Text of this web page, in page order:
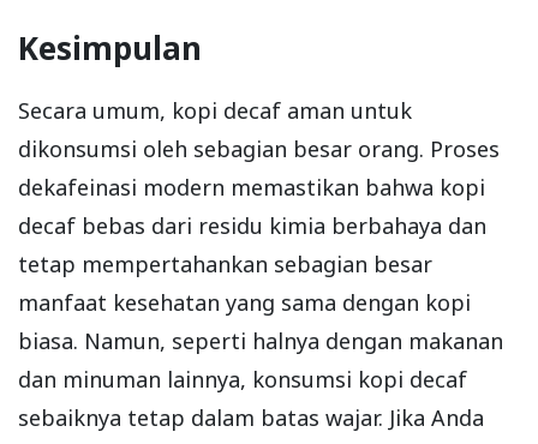
Kesimpulan
Secara umum, kopi decaf aman untuk
dikonsumsi oleh sebagian besar orang. Proses
dekafeinasi modern memastikan bahwa kopi
decaf bebas dari residu kimia berbahaya dan
tetap mempertahankan sebagian besar
manfaat kesehatan yang sama dengan kopi
biasa. Namun, seperti halnya dengan makanan
dan minuman lainnya, konsumsi kopi decaf
sebaiknya tetap dalam batas wajar. Jika Anda